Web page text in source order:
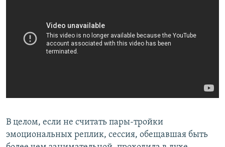
В целом, если не считать пары-тройки
эмоциональных реплик, сессия, обещавшая быть